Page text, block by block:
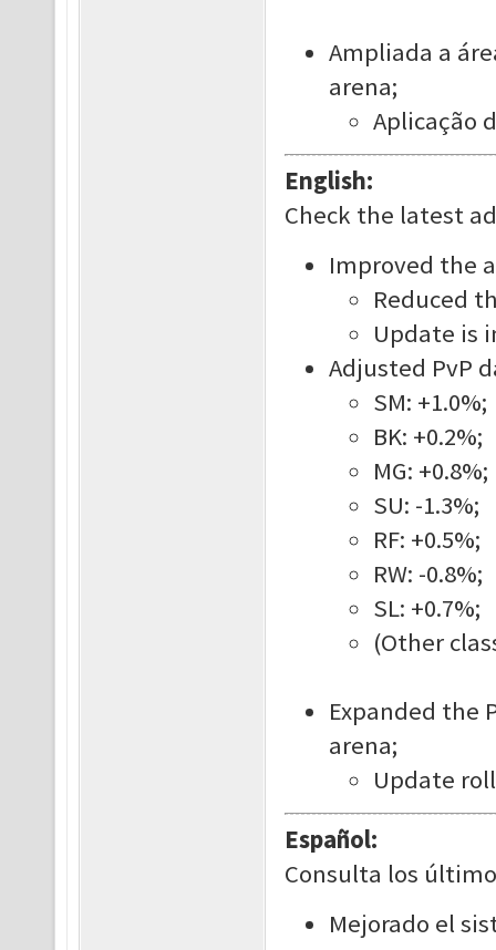
Ampliada a
arena;
Aplicação
English:
Check the latest
Improved the
Reduced
Update is
Adjusted PvP
SM: +1.0%;
BK: +0.2%;
MG: +0.8%;
SU: -1.3%;
RF: +0.5%;
RW: -0.8%;
SL: +0.7%;
(Other
Expanded the
arena;
Update
Español:
Consulta los
Mejorado el